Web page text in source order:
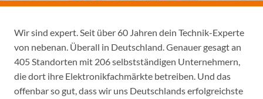
Wir sind expert. Seit über 60 Jahren dein Technik-Experte
von nebenan. Überall in Deutschland. Genauer gesagt an
405 Standorten mit 206 selbstständigen Unternehmern,
die dort ihre Elektronikfachmärkte betreiben. Und das
offenbar so gut, dass wir uns Deutschlands erfolgreichste